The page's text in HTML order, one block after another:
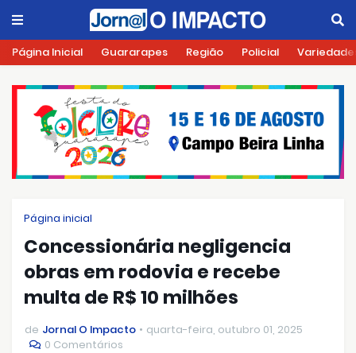
Página Inicial Guararapes Região Policial
Página inicial
Concessionária negligencia
obras em rodovia e recebe
multa de R$ 10 milhões
de Jornal O Impacto
quarta-feira, outubro 01, 2025
0 Comentários